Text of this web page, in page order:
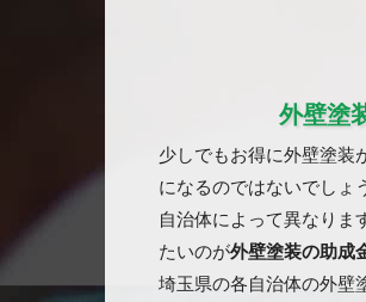
外壁塗
少しでもお得に外壁塗装
になるのではないでしょ
自治体によって異なりま
たいのが外壁塗装の助成
埼玉県の各自治体の外壁